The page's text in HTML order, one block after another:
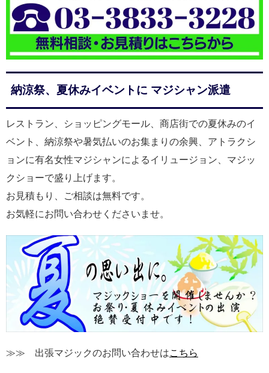
納涼祭、夏休みイベントに マジシャン派遣
レストラン、ショッピングモール、商店街での夏休みのイ
ベント、納涼祭や暑気払いのお集まりの余興、アトラクシ
ョンに有名女性マジシャンによるイリュージョン、マジッ
クショーで盛り上げます。
お見積もり、ご相談は無料です。
お気軽にお問い合わせくださいませ。
≫≫ 出張マジックのお問い合わせはこちら